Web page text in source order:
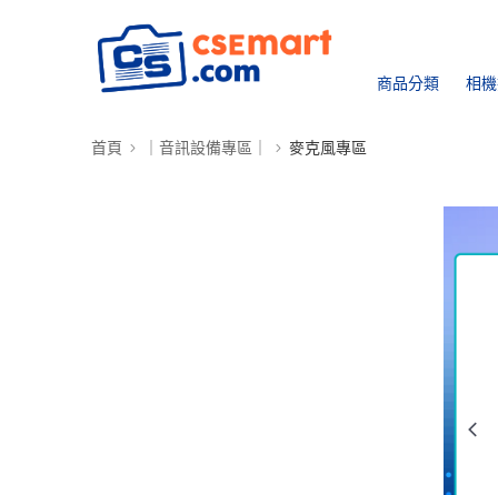
商品分類 相
首頁 ｜音訊設備專區｜ 麥克風專區